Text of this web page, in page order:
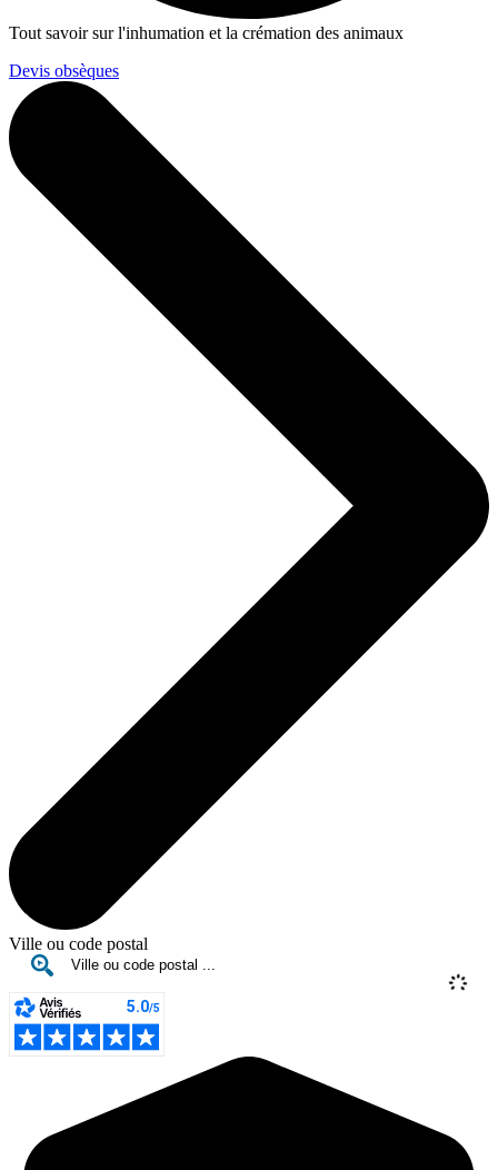
Tout savoir sur l'inhumation et la crémation des animaux
Devis obsèques
Ville ou code postal